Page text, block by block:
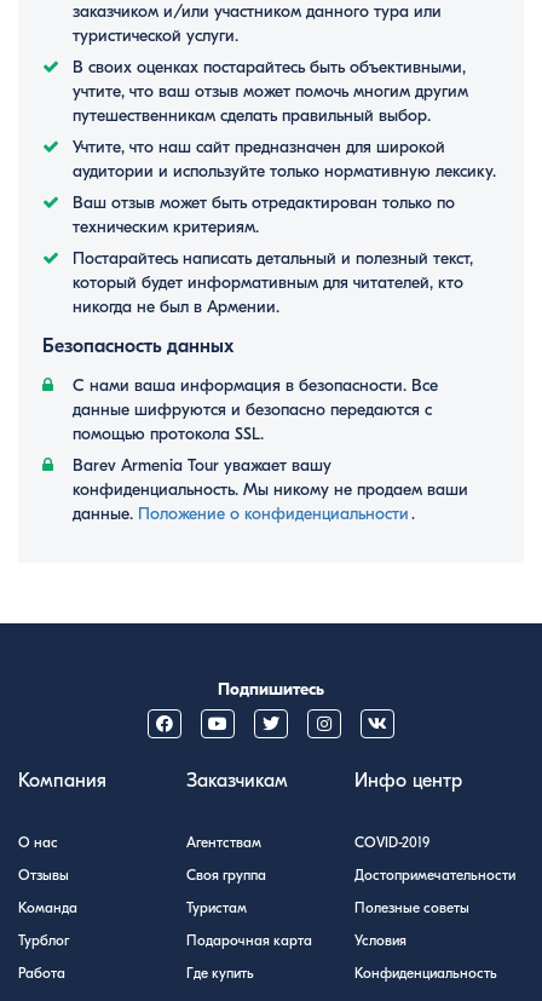
заказчиком и/или участником данного тура или
туристической услуги.
В своих оценках постарайтесь быть объективными,
учтите, что ваш отзыв может помочь многим другим
путешественникам сделать правильный выбор.
Учтите, что наш сайт предназначен для широкой
аудитории и используйте только нормативную лексику.
Ваш отзыв может быть отредактирован только по
техническим критериям.
Постарайтесь написать детальный и полезный текст,
который будет информативным для читателей, кто
никогда не был в Армении.
Безопасность данных
С нами ваша информация в безопасности. Все
данные шифруются и безопасно передаются с
помощью протокола SSL.
Barev Armenia Tour уважает вашу
конфиденциальность. Мы никому не продаем ваши
данные. Положение о конфиденциальности․
Подпишитесь
Компания
О нас
Отзывы
Команда
Турблог
Работа
Заказчикам
Агентствам
Своя группа
Туристам
Подарочная карта
Где купить
Инфо центр
COVID-2019
Достопримечательности
Полезные советы
Условия
Конфиденциальность